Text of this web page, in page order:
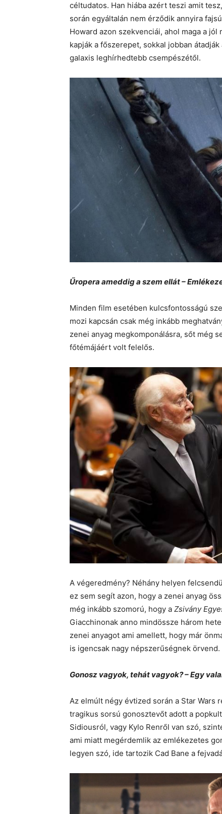
céltudatos. Han hiába azért teszi amit
során egyáltalán nem érződik annyira
Howard azon szekvenciái, ahol maga a
kapják a főszerepet, sokkal jobban
galaxis leghírhedtebb csempészétől.
Űropera ameddig a szem ellát –
Minden film esetében kulcsfontosságú
mozi kapcsán csak még inkább
zenei anyag megkomponálásra, sőt még
főtémájáért volt felelős.
A végeredmény? Néhány helyen
ez sem segít azon, hogy a zenei anyag
még inkább szomorú, hogy a Zsivány
Giacchinonak anno mindössze három
zenei anyagot ami amellett, hogy már
is igencsak nagy népszerűségnek örvend.
Gonosz vagyok, tehát vagyok? – Egy
Az elmúlt négy évtized során a Star
tragikus sorsú gonosztevőt adott a
Sidiousról, vagy Kylo Renről van szó,
ami miatt megérdemlik az emlékezetes
legyen szó, ide tartozik Cad Bane a